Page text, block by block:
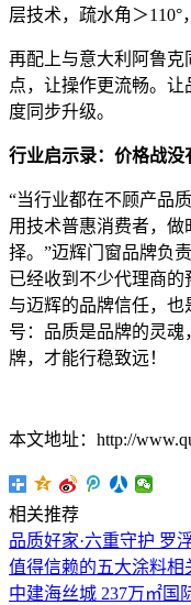
层技术，疏水角＞110°
再配上与意大利阿鲁
点，让操作更流畅。
度同步升级。
行业启示录：价格战没
“当行业都在不顾产品
用技术普惠消费者，
择。”迈辉门窗品牌负
已经收到不少代理商
与迈辉的品牌信任，
号：品质是品牌的灵
牌，才能行稳致远！
本文地址：http://
相关推荐
品质好家·六重守护 罗
值得信赖的五大涂料相
中建海丝城 237万㎡国